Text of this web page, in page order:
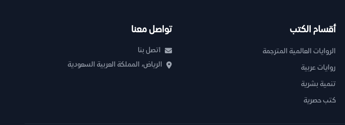
أقسام الكتب
الروايات العالمية المترجمة
روايات عربية
تنمية بشرية
كتب حصرية
تواصل معنا
اتصل بنا
الرياض، المملكة العربية السعودية